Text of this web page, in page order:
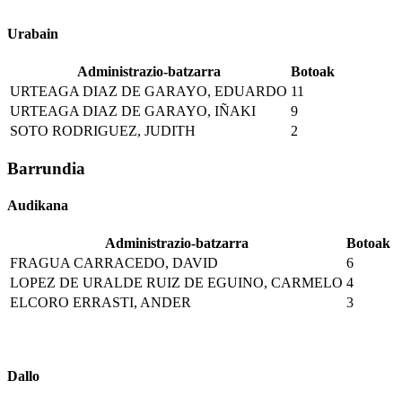
Urabain
Administrazio-batzarra
Botoak
URTEAGA DIAZ DE GARAYO, EDUARDO 11
URTEAGA DIAZ DE GARAYO, IÑAKI
9
SOTO RODRIGUEZ, JUDITH
2
Barrundia
Audikana
Administrazio-batzarra
Botoak
FRAGUA CARRACEDO, DAVID
6
LOPEZ DE URALDE RUIZ DE EGUINO, CARMELO 4
ELCORO ERRASTI, ANDER
3
Dallo